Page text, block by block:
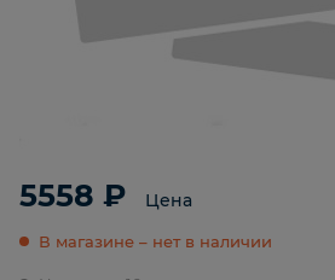
5558 ₽ Цена
В магазине – нет в наличии